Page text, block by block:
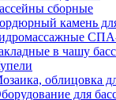
сборные
камень
в чашу
облицовка
для